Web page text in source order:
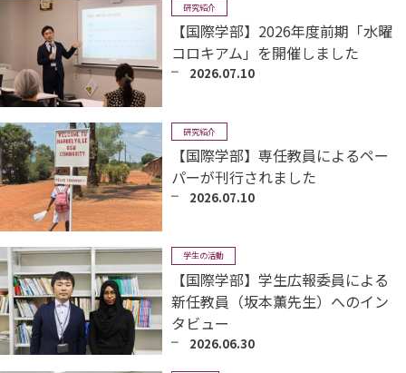
研究紹介
【国際学部】2026年度前期「水曜
コロキアム」を開催しました
2026.07.10
研究紹介
【国際学部】専任教員によるペー
パーが刊行されました
2026.07.10
学生の活動
【国際学部】学生広報委員による
新任教員（坂本薫先生）へのイン
タビュー
2026.06.30